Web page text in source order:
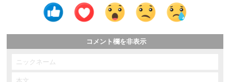
コメント欄を非表示